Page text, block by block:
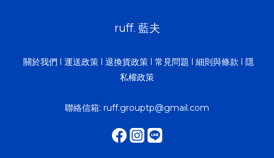
ruff. 藍夫
關於我們 l 運送政策l 退換貨政策l 常見問題 l 細則與條款 l 隱
私權政策
聯絡信箱: ruff.grouptp@gmail.com